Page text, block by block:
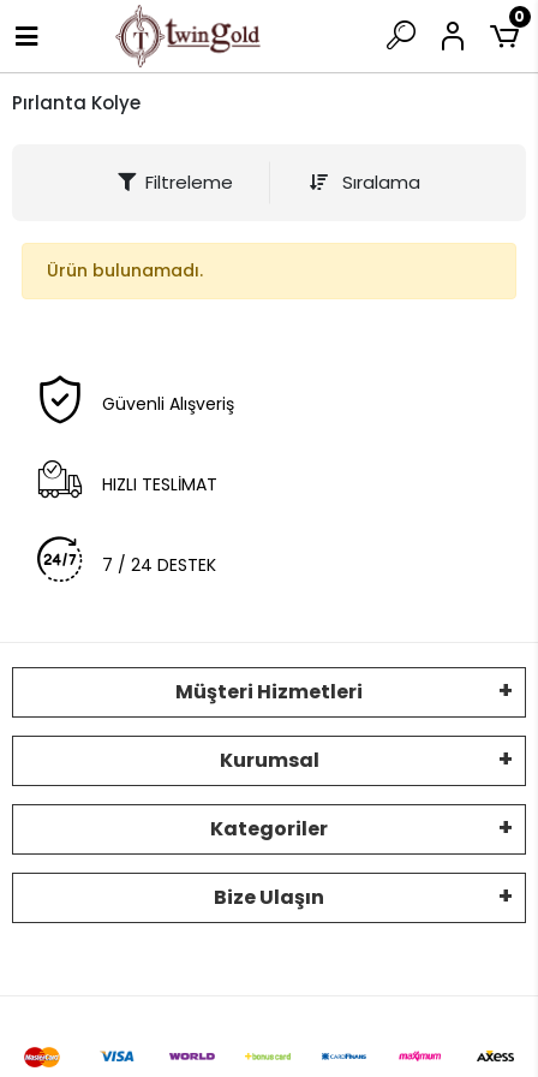
0
Pırlanta Kolye
Filtreleme Sıralama
Ürün bulunamadı.
Güvenli Alışveriş
HIZLI TESLİMAT
7 / 24 DESTEK
Müşteri Hizmetleri
Kurumsal
Kategoriler
Bize Ulaşın